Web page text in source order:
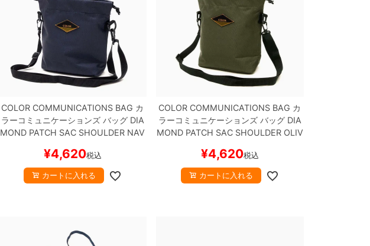
COLOR COMMUNICATIONS BAG カ
ラーコミュニケーションズバッグDIA
MOND PATCH SAC SHOULDER NAV
¥4,620税込
カートに入れる
COLOR COMMUNICATIONS BAG カ
ラーコミュニケーションズバッグDIA
MOND PATCH SAC SHOULDEROLIV
¥4,620税込
カートに入れる